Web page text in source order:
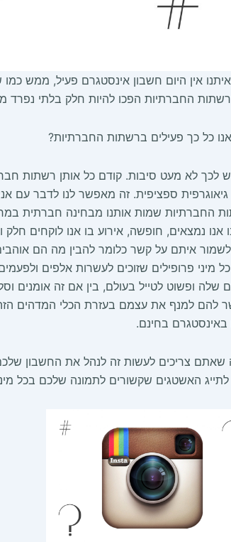
אין היום חשבון אינסטגרם פעיל, ממש
החברתיות הפכו להיות חלק בלתי נפרד
כל כך פעילים ברשתות החברתיות?
לכך לא מעט סיבות. קודם כל אותן רשתות
גיאוגרפית ספציפית. זה מאפשר לנו לדבר עם
החברתיות שמות אותנו מבחינה חברתית
אנו נמצאים, חופשה, אירוע בו אנו לוקחים
איתם על קשר כלומר להבין מה הם
כל מיני פרופילים שזוכים לעשרות אלפים
שלה ופשוט לטייל בעולם, בין אם זה אומנים
להם למנף את עצמם בעזרת הכלי המדהים הזה.
בחינם.
צריכים לעשות זה לנהל את החשבון
האשטגים שקשורים לתמונה שלכם בכל